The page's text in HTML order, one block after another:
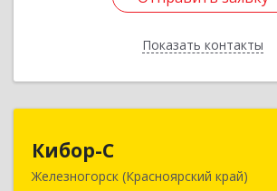
Показать контакты
Назад
Кибор-С
Железногорск (Красноярский край)
662973, Красноярский край,